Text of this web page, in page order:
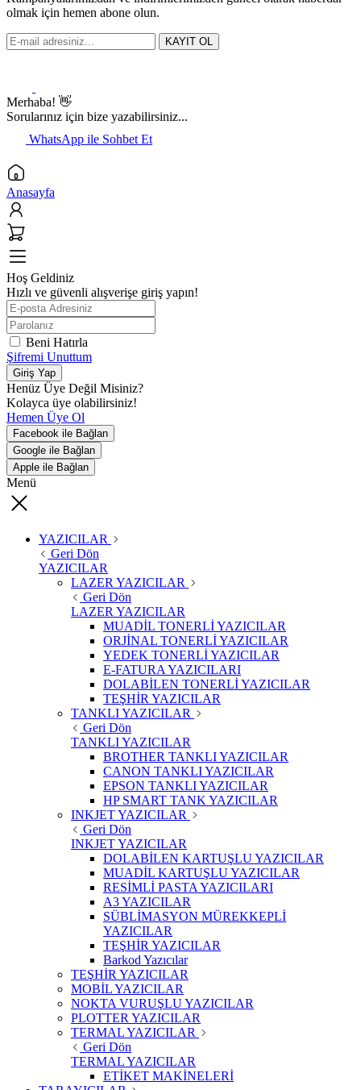
olmak için hemen abone olun.
KAYIT OL
Merhaba! 👋
Sorularınız için bize yazabilirsiniz...
WhatsApp ile Sohbet Et
Anasayfa
Hoş Geldiniz
Hızlı ve güvenli alışverişe giriş yapın!
Beni Hatırla
Şifremi Unuttum
Giriş Yap
Henüz Üye Değil Misiniz?
Kolayca üye olabilirsiniz!
Hemen Üye Ol
Facebook ile Bağlan
Google ile Bağlan
Apple ile Bağlan
Menü
YAZICILAR
Geri Dön
YAZICILAR
LAZER YAZICILAR
Geri Dön
LAZER YAZICILAR
MUADİL TONERLİ YAZICILAR
ORJİNAL TONERLİ YAZICILAR
YEDEK TONERLİ YAZICILAR
E-FATURA YAZICILARI
DOLABİLEN TONERLİ YAZICILAR
TEŞHİR YAZICILAR
TANKLI YAZICILAR
Geri Dön
TANKLI YAZICILAR
BROTHER TANKLI YAZICILAR
CANON TANKLI YAZICILAR
EPSON TANKLI YAZICILAR
HP SMART TANK YAZICILAR
INKJET YAZICILAR
Geri Dön
INKJET YAZICILAR
DOLABİLEN KARTUŞLU YAZICILAR
MUADİL KARTUŞLU YAZICILAR
RESİMLİ PASTA YAZICILARI
A3 YAZICILAR
SÜBLİMASYON MÜREKKEPLİ
YAZICILAR
TEŞHİR YAZICILAR
Barkod Yazıcılar
TEŞHİR YAZICILAR
MOBİL YAZICILAR
NOKTA VURUŞLU YAZICILAR
PLOTTER YAZICILAR
TERMAL YAZICILAR
Geri Dön
TERMAL YAZICILAR
ETİKET MAKİNELERİ